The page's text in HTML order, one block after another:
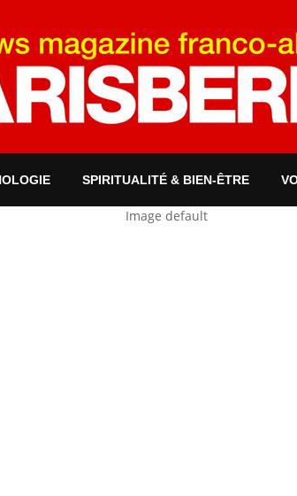
SPIRITUALITÉ & BIEN-ÊTRE